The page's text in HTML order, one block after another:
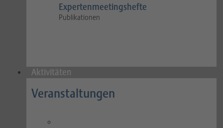
Expertenmeetingshefte
Publikationen
Aktivitäten
Veranstaltungen